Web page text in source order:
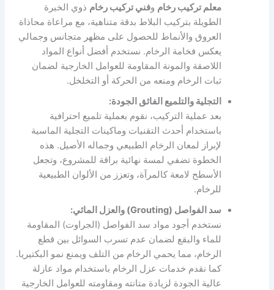
معلم تركيب رخام وفني تركيب رخام ذوي الخبرة
الطويلة بتركيب البلاط بدقة متناهية، مع مراعاة محاذاة
العروق والأنماط للحصول على مظهر متجانس وجمالي
يعكس فخامة الرخام. نستخدم أفضل أنواع المواد
اللاصقة والمونة المقاومة للعوامل الخارجية لضمان
ثبات الرخام ومنعه من الحركة أو التخلخل.
التجلية والتلميع الفائق الجودة:
بعد عملية التركيب، نقوم بعملية تلميع احترافية
باستخدام أحدث التقنيات وماكينات التجلية الماسية
لإبراز لمعان الرخام الطبيعي وجماله الأصيل. هذه
الخطوة تضفي لمسة نهائية براقة للمشروع، وتجعل
الأسطح لامعة كالمرآة، وتعزز من الألوان الطبيعية
للرخام.
سد الفواصل (Grouting) والعزل المائي:
نستخدم أجود مواد سد الفواصل (الجراوت) المقاومة
للماء والبقع لضمان عدم تسرب السوائل بين قطع
الرخام، مما يحمي الرخام من التلف ويمنع نمو البكتيريا.
كما نقدم خدمات عزل الرخام باستخدام مواد عازلة
عالية الجودة لزيادة متانته ومقاومته للعوامل الخارجية